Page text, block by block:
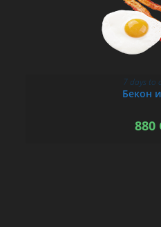
В
7 days to
Бекон
880